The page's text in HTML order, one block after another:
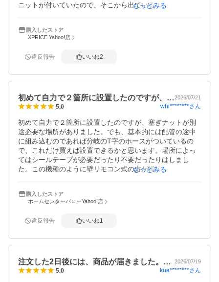
ニットが付いていたので、そこから出ているコードをつな
しないで済むと思います。AIにはできないって言われたけ
ど。大丈夫でした。
もっとみる
購入したストア
XPRICE Yahoo!店
違反報告 いいね2
初めて自力で２箇所に設置したのですが、…2026/07/21
5.0 whi********さん
初めて自力で２箇所に設置したのですが、塞ぎナットが別
途必要な場所がありました。でも、基本的には配管の途中
に組み込むのであれば分岐のT字のホースがついているの
で、これだけ買えば設置できるかと思います。場所によっ
てはシールテープが必要だったり不要だったりはしまし
た。この機種のように壁リモコン式の方が掃除もしやすい
す。
もっとみる
購入したストア
ホームセンターバローYahoo!店
違反報告 いいね1
注文した2日後には、商品が届きました。… 2026/07/19
5.0 kua********さん